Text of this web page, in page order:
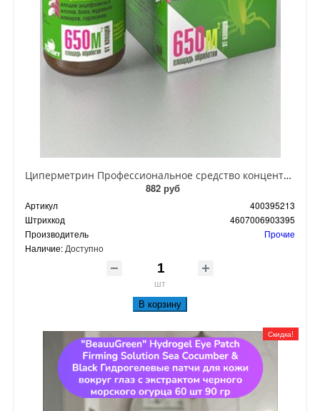
Циперметрин Профессиональное средство концентрат эмульсии 25% для уничтожения тараканов, мух,комаров, блох, клопов, муравьев, ос 50 мл
882 руб
Артикул
400395213
Штрихкод
4607006903395
Производитель
Прочие
Наличие: Доступно
шт
В корзину
Скидка!